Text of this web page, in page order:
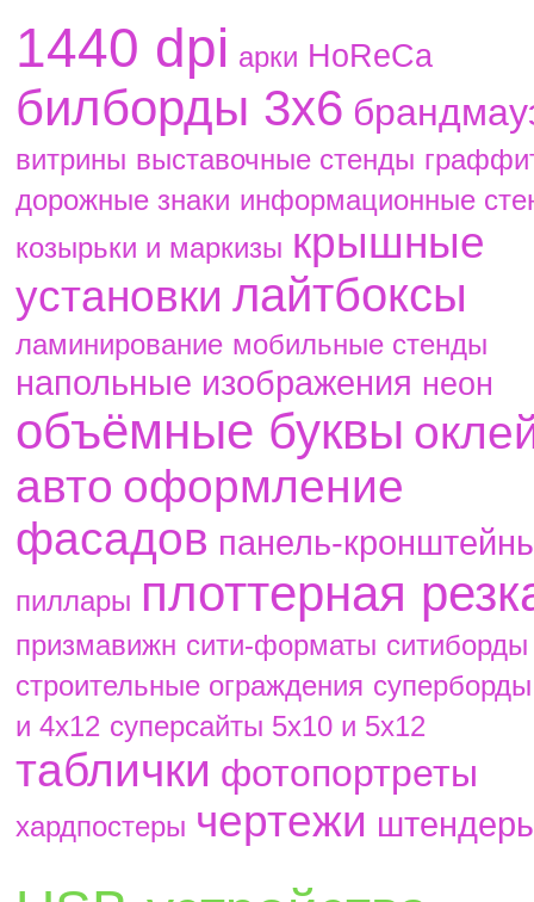
1440 dpi aрки HoReCa
билборды 3х6
витрины выставочные стенды
дорожные знаки информационные
козырьки и маркизы крышные
установки лайтбоксы
ламинирование мобильные стенды
напольные изображения неон
объёмные буквы
авто оформление
фасадов панель-
пиллары плоттерная
призмавижн сити-форматы ситиборды
строительные ограждения
и 4х12 суперсайты 5х10 и 5х12
таблички фотопортреты
хардпостеры чертежи